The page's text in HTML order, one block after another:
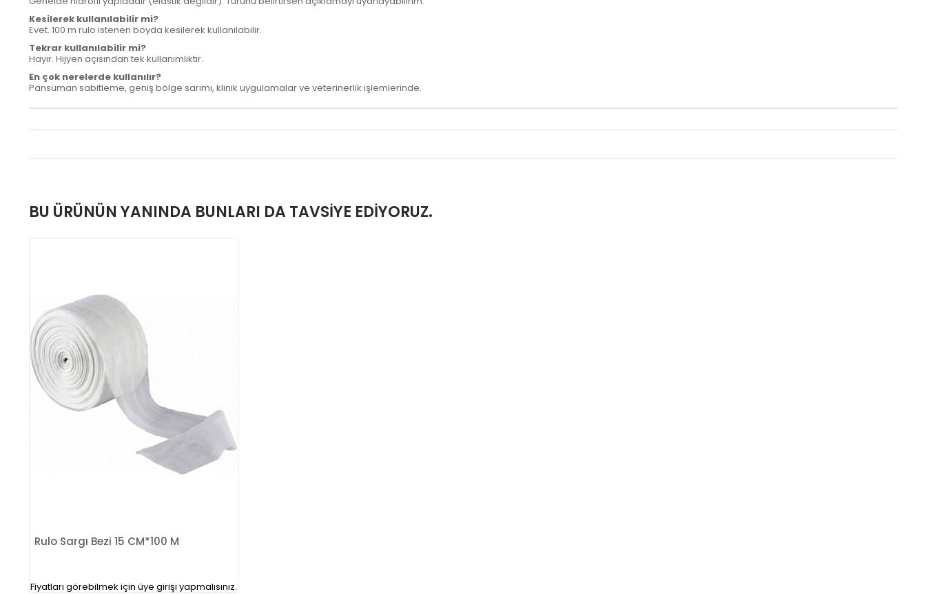
Kesilerek kullanılabilir mi?
Evet. 100 m rulo istenen boyda kesilerek kullanılabilir.
Tekrar kullanılabilir mi?
Hayır. Hijyen açısından tek kullanımlıktır.
En çok nerelerde kullanılır?
Pansuman sabitleme, geniş bölge sarımı, klinik uygulamalar ve veterinerlik işlemlerinde.
BU ÜRÜNÜN YANINDA BUNLARI DA TAVSIYE EDIYORUZ.
Rulo Sargı Bezi 15 CM*100 M
Fiyatları görebilmek için üye girişi yapmalısınız.